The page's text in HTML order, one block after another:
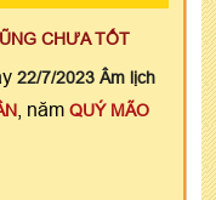
CHƯA TỐT
22/7/2023 Âm lịch
, năm QUÝ MÃO